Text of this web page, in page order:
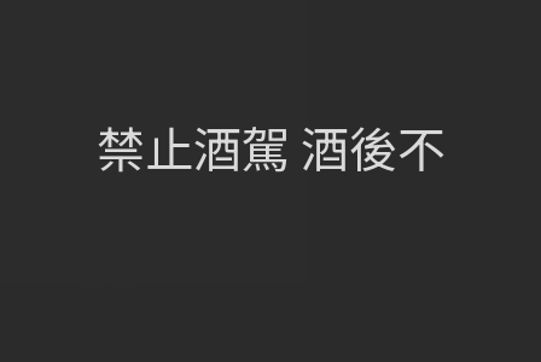
葡萄酒單
禁止酒駕 酒後不